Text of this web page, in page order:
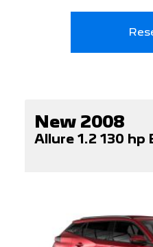
New 2008
Allure 1.2 130 hp